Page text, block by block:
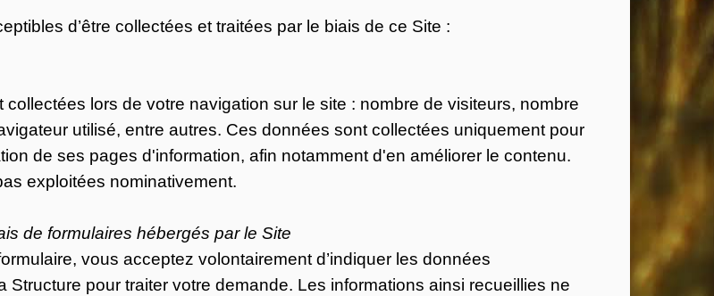
d’être collectées et traitées par le biais de ce Site :
lors de votre navigation sur le site : nombre de visiteurs, nombre
utilisé, entre autres. Ces données sont collectées uniquement pour
de ses pages d'information, afin notamment d'en améliorer le contenu.
exploitées nominativement.
de formulaires hébergés par le Site
vous acceptez volontairement d’indiquer les données
pour traiter votre demande. Les informations ainsi recueillies ne